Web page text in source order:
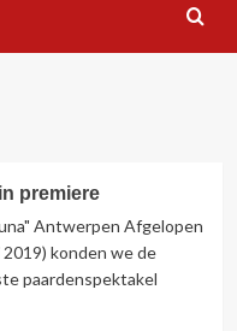
premiere
Antwerpen Afgelopen
konden we de
paardenspektakel